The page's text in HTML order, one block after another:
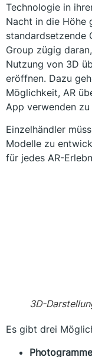
Technologie in
Nacht in die Höhe
standardsetzende
Group zügig
Nutzung von 3D
eröffnen. Dazu
Möglichkeit, AR
App verwenden zu
Einzelhändler
Modelle zu
für jedes AR-
3D-
Es gibt drei